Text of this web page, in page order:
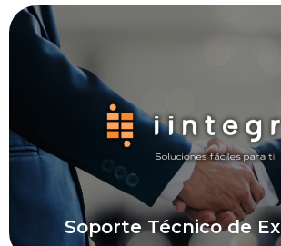
Soporte Técnico de